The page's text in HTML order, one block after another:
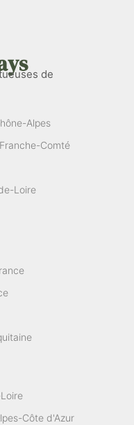
de
Alpes
Comté
Loire
Côte d'Azur